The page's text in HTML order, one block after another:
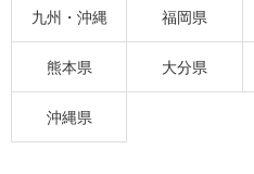
九州・沖縄 福岡県
熊本県 大分県
沖縄県